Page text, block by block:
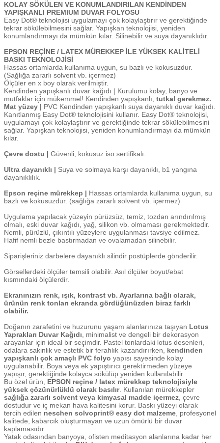
KOLAY SÖKÜLEN VE KONUMLANDIRILAN KENDİNDEN
YAPIŞKANLI PREMIUM DUVAR FOLYOSU
Easy Dot® teknolojisi uygulamayı çok kolaylaştırır ve gerektiğinde
tekrar sökülebilmesini sağlar. Yapışkan teknolojisi, yeniden
konumlandırmayı da mümkün kılar. Silinebilir ve suya dayanıklıdır.
EPSON REÇİNE / LATEX MÜREKKEP İLE YÜKSEK KALİTELİ
BASKI TEKNOLOJİSİ
Hassas ortamlarda kullanıma uygun, su bazlı ve kokusuzdur.
(Sağlığa zararlı solvent vb. içermez)
Ölçüler en x boy olarak verilmiştir.
Kendinden yapışkanlı duvar kağıdı | Kurulumu kolay, banyo ve
mutfaklar için mükemmel! Kendinden yapışkanlı, tutkal gerekmez.
Mat yüzey | PVC Kendinden yapışkanlı suya dayanıklı duvar kağıdı.
Kanıtlanmış Easy Dot® teknolojisini kullanır. Easy Dot® teknolojisi,
uygulamayı çok kolaylaştırır ve gerektiğinde tekrar sökülebilmesini
sağlar. Yapışkan teknolojisi, yeniden konumlandırmayı da mümkün
kılar.
Çevre dostu | Güvenli, kokusuz iso sertifikalı.
Ultra dayanıklı | Suya ve solmaya karşı dayanıklı, b1 yangına
dayanıklılık.
Epson reçine mürekkep | Hassas ortamlarda kullanıma uygun, su
bazlı ve kokusuzdur. (sağlığa zararlı solvent vb. içermez)
Uygulama yapılacak yüzeyin pürüzsüz, temiz, tozdan arındırılmış
olmalı, eski duvar kağıdı, yağ, silikon vb. olmaması gerekmektedir.
Nemli, pürüzlü, çıkıntılı yüzeylere uygulanması tavsiye edilmez.
Hafif nemli bezle bastırmadan ve ovalamadan silinebilir.
Siparişleriniz darbelere dayanıklı silindir postüplerde gönderilir.
Görsellerdeki ölçüler temsili olabilir. Asıl ölçüler boyut/ebat
kısmındaki ölçülerdir.
Ekranınızın renk, ışık, kontrast vb. Ayarlarına bağlı olarak,
ürünün renk tonları ekranda gördüğünüzden biraz farklı
olabilir.
Doğanın zarafetini ve huzurunu yaşam alanlarınıza taşıyan Lotus
Yaprakları Duvar Kağıdı , minimalist ve dengeli bir dekorasyon
arayanlar için ideal bir seçimdir. Pastel tonlardaki lotus desenleri,
odalara sakinlik ve estetik bir ferahlık kazandırırken, kendinden
yapışkanlı çok amaçlı PVC folyo yapısı sayesinde kolay
uygulanabilir. Boya veya ek yapıştırıcı gerektirmeden yüzeye
yapışır, gerektiğinde kolayca sökülüp yeniden kullanılabilir.
Bu özel ürün, EPSON reçine / latex mürekkep teknolojisiyle
yüksek çözünürlüklü olarak basılır. Kullanılan mürekkepler
sağlığa zararlı solvent veya kimyasal madde içermez , çevre
dostudur ve iç mekan hava kalitesini korur. Baskı yüzeyi olarak
tercih edilen neschen solvoprint® easy dot malzeme , profesyonel
kalitede, kabarcık oluşturmayan ve uzun ömürlü bir duvar
kaplamasıdır.
Yatak odasından banyoya, ofisten meditasyon alanlarına kadar her